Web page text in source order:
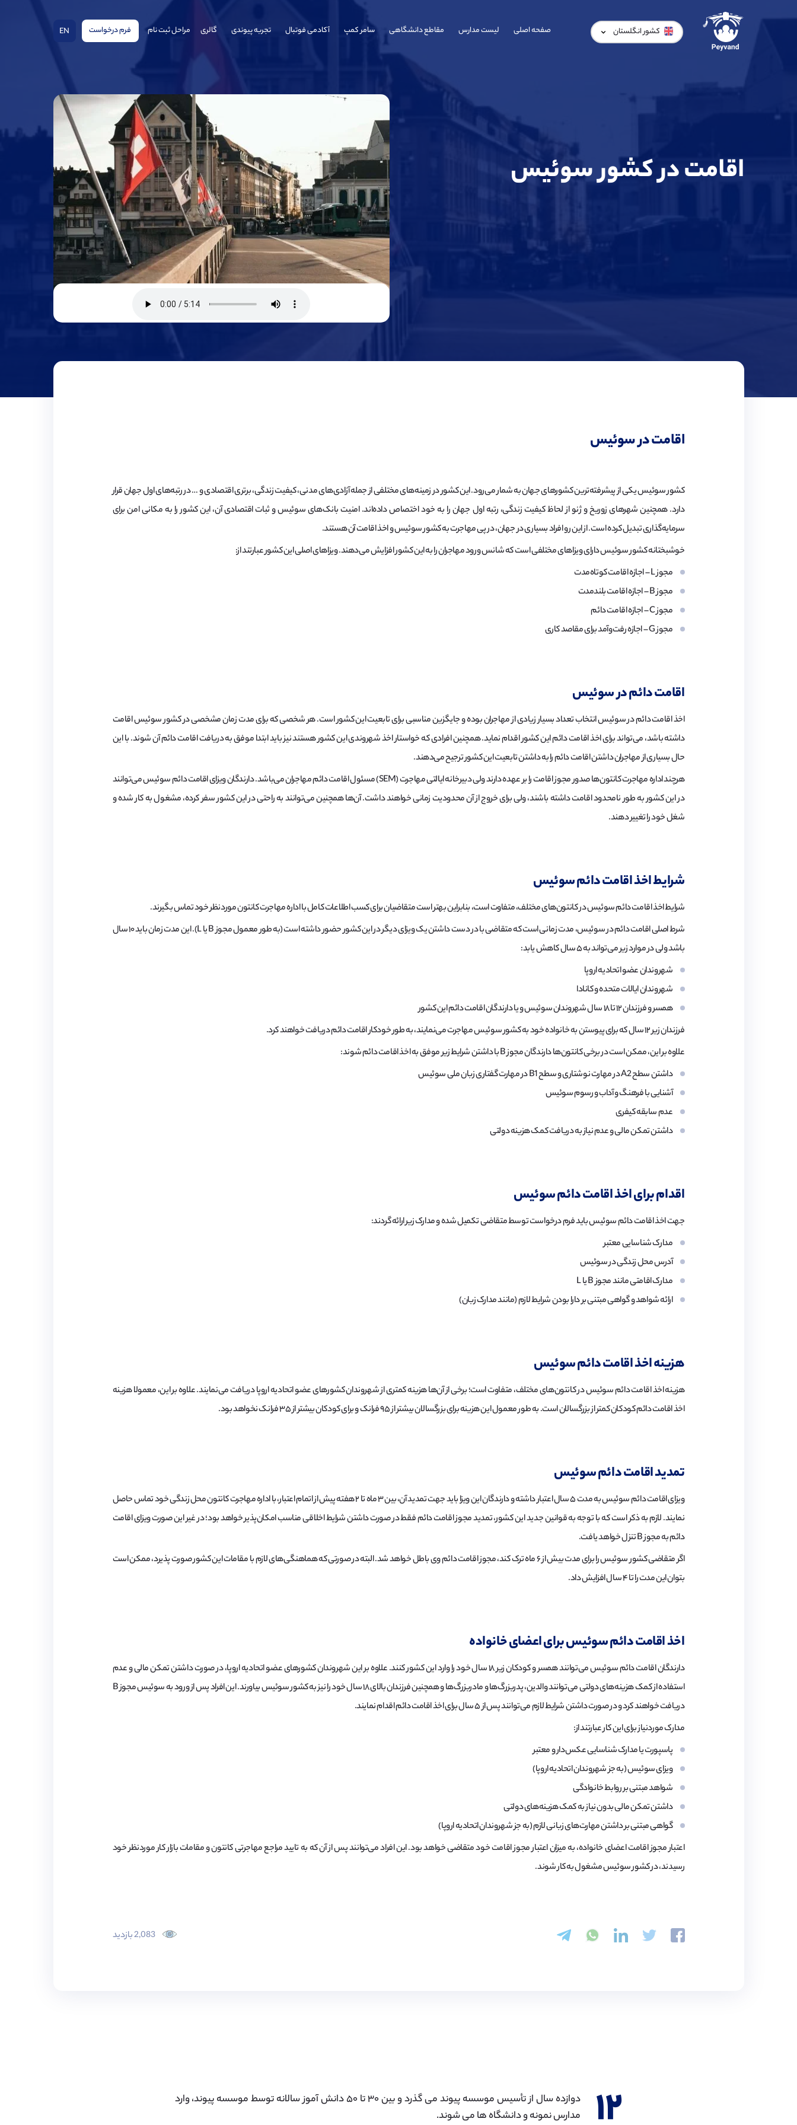
کشور انگلستان صفحه اصلی لیست مدارس مقاطع دانشگاهی سامر کمپ آکادمی فوتبال تجربه پیوندی گالری مراحل ثبت نام فرم درخواست EN
اقامت در کشور سوئیس
اقامت در سوئیس
کشور سوئیس یکی از پیشرفته‌ترین کشورهای جهان به شمار می‌رود. این کشور در زمینه‌های مختلفی از جمله آزادی‌های مدنی، کیفیت زندگی، برتری اقتصادی و … در رتبه‌های اول جهان قرار
دارد. همچنین شهرهای زوریخ و ژنو از لحاظ کیفیت زندگی، رتبه اول جهان را به خود اختصاص داده‌اند. امنیت بانک‌های سوئیس و ثبات اقتصادی آن، این کشور را به مکانی امن برای
سرمایه‌گذاری تبدیل کرده است. از این رو افراد بسیاری در جهان، در پی مهاجرت به کشور سوئیس و اخذ اقامت آن هستند.
خوشبختانه کشور سوئیس دارای ویزاهای مختلفی است که شانس ورود مهاجران را به این کشور افزایش می‌دهند. ویزاهای اصلی این کشور عبارتند از:
مجوز L – اجازه اقامت کوتاه‌مدت
مجوز B – اجازه اقامت بلندمدت
مجوز C – اجازه اقامت دائم
مجوز G – اجازه رفت‌وآمد برای مقاصد کاری
اقامت دائم در سوئیس
اخذ اقامت دائم در سوئیس انتخاب تعداد بسیار زیادی از مهاجران بوده و جایگزین مناسبی برای تابعیت این کشور است. هر شخصی که برای مدت زمان مشخصی در کشور سوئیس اقامت
داشته باشد، می‌تواند برای اخذ اقامت دائم این کشور اقدام نماید. همچنین افرادی که خواستار اخذ شهروندی این کشور هستند نیز باید ابتدا موفق به دریافت اقامت دائم آن شوند. با این
حال بسیاری از مهاجران داشتن اقامت دائم را به داشتن تابعیت این کشور ترجیح می‌دهند.
هرچند اداره مهاجرت کانتون‌ها صدور مجوز اقامت را بر عهده دارند ولی دبیرخانه ایالتی مهاجرت (SEM) مسئول اقامت دائم مهاجران می‌باشد. دارندگان ویزای اقامت دائم سوئیس می‌توانند
در این کشور به طور نامحدود اقامت داشته باشند، ولی برای خروج از آن محدودیت زمانی خواهند داشت. آن‌ها همچنین می‌توانند به راحتی در این کشور سفر کرده، مشغول به کار شده و
شغل خود را تغییر دهند.
شرایط اخذ اقامت دائم سوئیس
شرایط اخذ اقامت دائم سوئیس در کانتون‌های مختلف، متفاوت است، بنابراین بهتر است متقاضیان برای کسب اطلاعات کامل با اداره مهاجرت کانتون موردنظر خود تماس بگیرند.
شرط اصلی اقامت دائم در سوئیس، مدت زمانی است که متقاضی با در دست داشتن یک ویزای دیگر در این کشور حضور داشته است (به طور معمول مجوز B یا L). این مدت زمان باید ۱۰ سال
باشد ولی در موارد زیر می‌تواند به ۵ سال کاهش یابد:
شهروندان عضو اتحادیه اروپا
شهروندان ایالات متحده و کانادا
همسر و فرزندان ۱۲ تا ۱۸ سال شهروندان سوئیس و یا دارندگان اقامت دائم این کشور
فرزندان زیر ۱۲ سال که برای پیوستن به خانواده خود به کشور سوئیس مهاجرت می‌نمایند، به طور خودکار اقامت دائم دریافت خواهند کرد.
علاوه بر این، ممکن است در برخی کانتون‌ها دارندگان مجوز B با داشتن شرایط زیر موفق به اخذ اقامت دائم شوند:
داشتن سطح A2 در مهارت نوشتاری و سطح B1 در مهارت گفتاری زبان ملی سوئیس
آشنایی با فرهنگ و آداب و رسوم سوئیس
عدم سابقه کیفری
داشتن تمکن مالی و عدم نیاز به دریافت کمک هزینه دولتی
اقدام برای اخذ اقامت دائم سوئیس
جهت اخذ اقامت دائم سوئیس باید فرم درخواست توسط متقاضی تکمیل شده و مدارک زیر ارائه گردند:
مدارک شناسایی معتبر
آدرس محل زندگی در سوئیس
مدارک اقامتی مانند مجوز B یا L
ارائه شواهد و گواهی مبتنی بر دارا بودن شرایط لازم (مانند مدارک زبان)
هزینه اخذ اقامت دائم سوئیس
هزینه اخذ اقامت دائم سوئیس در کانتون‌های مختلف، متفاوت است؛ برخی از آن‌ها هزینه کمتری از شهروندان کشورهای عضو اتحادیه اروپا دریافت می‌نمایند. علاوه بر این، معمولا هزینه
اخذ اقامت دائم کودکان کمتر از بزرگسالان است. به طور معمول این هزینه برای بزرگسالان بیشتر از ۹۵ فرانک و برای کودکان بیشتر از ۳۵ فرانک نخواهد بود.
تمدید اقامت دائم سوئیس
ویزای اقامت دائم سوئیس به مدت ۵ سال اعتبار داشته و دارندگان این ویزا باید جهت تمدید آن، بین ۳ ماه تا ۲ هفته پیش از اتمام اعتبار، با اداره مهاجرت کانتون محل زندگی خود تماس حاصل
نمایند. لازم به ذکر است که با توجه به قوانین جدید این کشور، تمدید مجوز اقامت دائم فقط در صورت داشتن شرایط اخلاقی مناسب امکان‌پذیر خواهد بود؛ در غیر این صورت ویزای اقامت
دائم به مجوز B تنزل خواهد یافت.
اگر متقاضی کشور سوئیس را برای مدت بیش از ۶ ماه ترک کند، مجوز اقامت دائم وی باطل خواهد شد. البته در صورتی که هماهنگی‌های لازم با مقامات این کشور صورت پذیرد، ممکن است
بتوان این مدت را تا ۴ سال افزایش داد.
اخذ اقامت دائم سوئیس برای اعضای خانواده
دارندگان اقامت دائم سوئیس می‌توانند همسر و کودکان زیر ۱۸ سال خود را وارد این کشور کنند. علاوه بر این شهروندان کشورهای عضو اتحادیه اروپا، در صورت داشتن تمکن مالی و عدم
استفاده از کمک هزینه‌های دولتی می‌توانند والدین، پدربزرگ‌ها و مادربزرگ‌ها و همچنین فرزندان بالای ۱۸ سال خود را نیز به کشور سوئیس بیاورند. این افراد پس از ورود به سوئیس مجوز B
دریافت خواهند کرد و در صورت داشتن شرایط لازم می‌توانند پس از ۵ سال برای اخذ اقامت دائم اقدام نمایند.
مدارک موردنیاز برای این کار عبارتند از:
پاسپورت یا مدارک شناسایی عکس‌دار و معتبر
ویزای سوئیس (به جز شهروندان اتحادیه اروپا)
شواهد مبتنی بر روابط خانوادگی
داشتن تمکن مالی بدون نیاز به کمک هزینه‌های دولتی
گواهی مبتنی بر داشتن مهارت‌های زبانی لازم (به جز شهروندان اتحادیه اروپا)
اعتبار مجوز اقامت اعضای خانواده، به میزان اعتبار مجوز اقامت خود متقاضی خواهد بود. این افراد می‌توانند پس از آن که به تایید مراجع مهاجرتی کانتون و مقامات بازار کار موردنظر خود
رسیدند، در کشور سوئیس مشغول به کار شوند.
2,083 بازدید
۱۲
دوازده سال از تأسیس موسسه پیوند می گذرد و بین ۳۰ تا ۵۰ دانش آموز سالانه توسط موسسه پیوند، وارد
مدارس نمونه و دانشگاه ها می شوند.